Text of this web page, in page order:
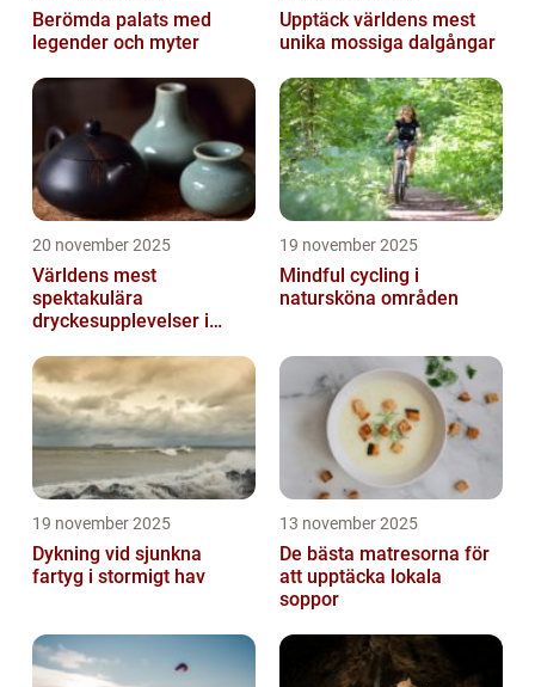
Berömda palats med
legender och myter
Upptäck världens mest
unika mossiga dalgångar
20 november 2025
Världens mest
spektakulära
dryckesupplevelser i
19 november 2025
Mindful cycling i
natursköna områden
19 november 2025
Dykning vid sjunkna
fartyg i stormigt hav
13 november 2025
De bästa matresorna för
att upptäcka lokala
soppor